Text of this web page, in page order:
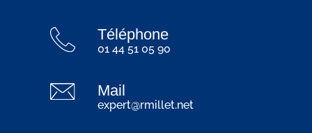
Téléphone
01 44 51 05 90
Mail
expert@rmillet.net